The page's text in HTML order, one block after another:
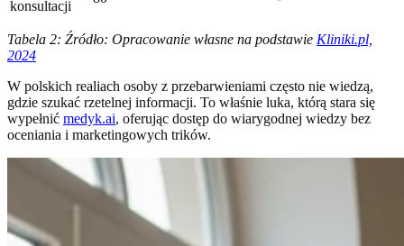
konsultacji
Tabela 2: Źródło: Opracowanie własne na podstawie Kliniki.pl,
2024
W polskich realiach osoby z przebarwieniami często nie wiedzą,
gdzie szukać rzetelnej informacji. To właśnie luka, którą stara się
wypełnić medyk.ai, oferując dostęp do wiarygodnej wiedzy bez
oceniania i marketingowych trików.